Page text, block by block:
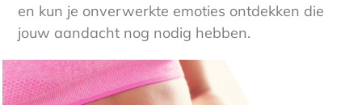
en kun je onverwerkte emoties ontdekken die
jouw aandacht nog nodig hebben.